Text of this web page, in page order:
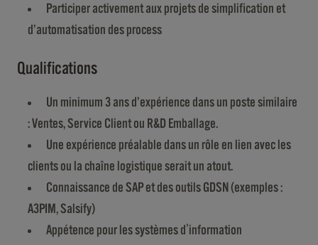
Participer activement aux projets de simplification et
d’automatisation des process
Qualifications
Un minimum 3 ans d’expérience dans un poste similaire
: Ventes, Service Client ou R&D Emballage.
Une expérience préalable dans un rôle en lien avec les
clients ou la chaîne logistique serait un atout.
Connaissance de SAP et des outils GDSN (exemples :
A3PIM, Salsify)
Appétence pour les systèmes d'information